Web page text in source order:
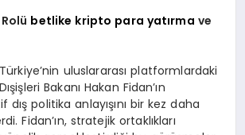
betlike kripto para yatırma ve
uluslararası platformlardaki
Bakanı Hakan Fidan’ın
dış politika anlayışını bir kez daha
Fidan’ın, stratejik ortaklıkları